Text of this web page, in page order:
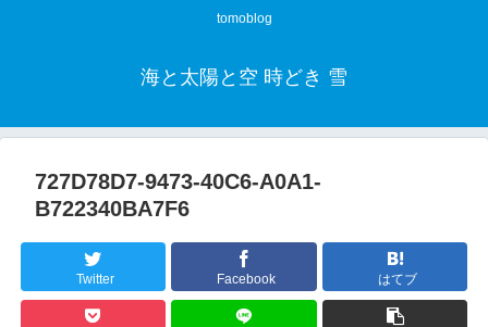
tomoblog
海と太陽と空 時どき 雪
727D78D7-9473-40C6-A0A1-
B722340BA7F6
Twitter Facebook はてブ